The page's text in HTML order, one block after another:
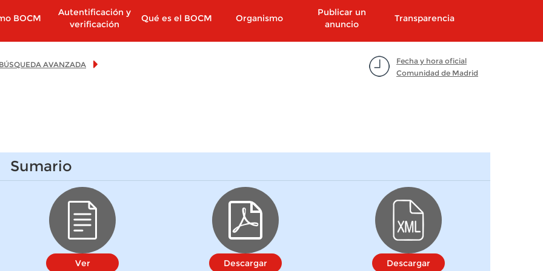
BOCM
Autentificación y
verificación
Qué es el BOCM Organismo
Publicar un
anuncio
Transparencia
Fecha y hora oficial
Comunidad de Madrid
AVANZADA
Sumario
Ver Descargar Descargar